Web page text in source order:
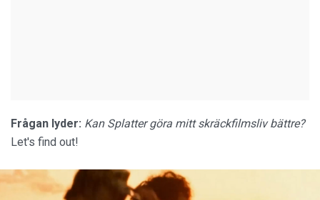
Frågan lyder: Kan Splatter göra mitt skräckfilmsliv bättre?
Let's find out!